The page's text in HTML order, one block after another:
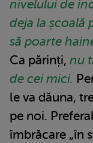
nivelului de
deja la școală
să poarte
Ca părinți, nu
de cei mici.
le va dăuna,
pe noi.
îmbrăcare „în